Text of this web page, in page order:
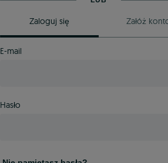
Zaloguj się Załóż
E-mail
Hasło